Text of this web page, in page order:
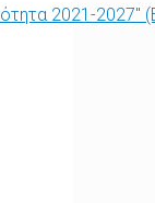
2021-